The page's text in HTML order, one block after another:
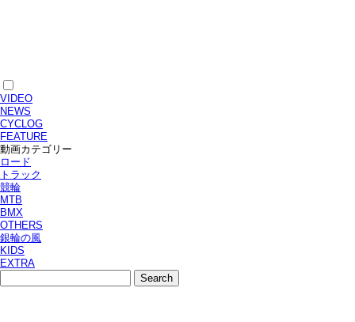
VIDEO
NEWS
CYCLOG
FEATURE
動画カテゴリー
ロード
トラック
競輪
MTB
BMX
OTHERS
銀輪の風
KIDS
EXTRA